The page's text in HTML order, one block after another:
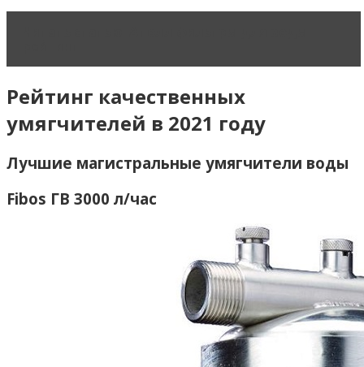
Рейтинг качественных
умягчителей в 2021 году
Лучшие магистральные умягчители воды
Fibos ГВ 3000 л/час